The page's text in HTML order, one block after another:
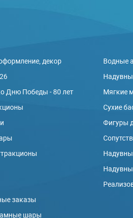
декор
Дню Победы - 80 лет
заказы
шары
Водные
Мягкие
Сухие
Фигуры